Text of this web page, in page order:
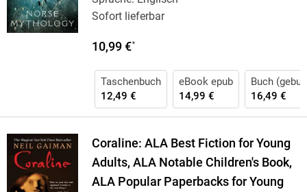
Sofort lieferbar
10,99 €*
Taschenbuch
12,49 €
eBook epub
14,99 €
Buch
16,49 €
Coraline: ALA Best Fiction for Young
Adults, ALA Notable Children's Book,
ALA Popular Paperbacks for Young